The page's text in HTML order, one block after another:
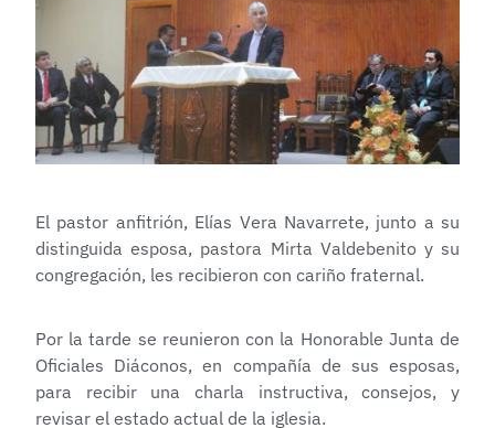
El pastor anfitrión, Elías Vera Navarrete, junto a su
distinguida esposa, pastora Mirta Valdebenito y su
congregación, les recibieron con cariño fraternal.
Por la tarde se reunieron con la Honorable Junta de
Oficiales Diáconos, en compañía de sus esposas,
para recibir una charla instructiva, consejos, y
revisar el estado actual de la iglesia.